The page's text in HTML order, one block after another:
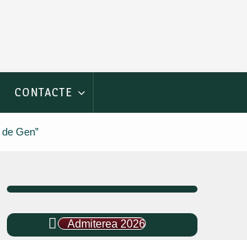
CONTACTE
Gen”
Admiterea 2026